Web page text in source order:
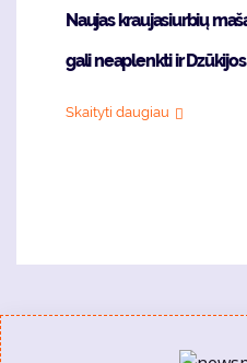
Naujas kraujasiurbių
gali neaplenkti ir Dzūkijos
Skaityti daugiau